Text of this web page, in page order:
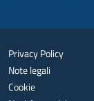
Privacy Policy
Note legali
Cookie